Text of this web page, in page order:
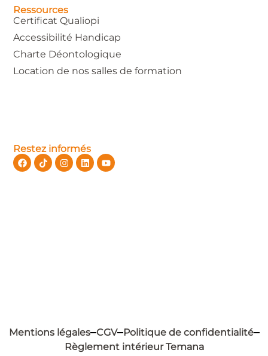
Ressources
Certificat Qualiopi
Accessibilité Handicap
Charte Déontologique
Location de nos salles de formation
Restez informés
Mentions légales CGV Politique de confidentialité
Règlement intérieur Temana